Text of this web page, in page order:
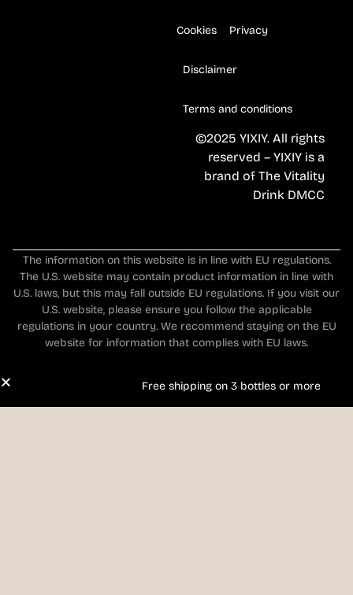
Cookies Privacy
Disclaimer
Terms and conditions
©2025 YIXIY. All rights
reserved – YIXIY is a
brand of The Vitality
Drink DMCC
The information on this website is in line with EU regulations.
The U.S. website may contain product information in line with
U.S. laws, but this may fall outside EU regulations. If you visit our
U.S. website, please ensure you follow the applicable
regulations in your country. We recommend staying on the EU
website for information that complies with EU laws.
Free shipping on 3 bottles or more